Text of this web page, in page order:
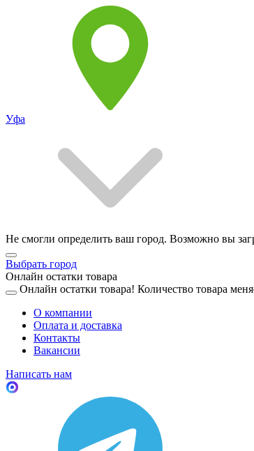
Уфа
Не смогли определить ваш город. Возможно вы
Выбрать город
Онлайн остатки товара
Онлайн остатки товара! Количество товара
О компании
Оплата и доставка
Контакты
Вакансии
Написать нам